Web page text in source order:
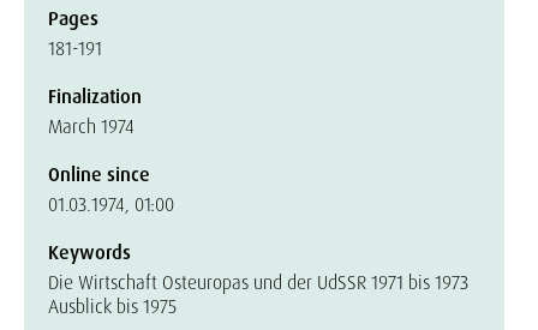
Pages
181-191
Finalization
March 1974
Online since
01.03.1974, 01:00
Keywords
Die Wirtschaft Osteuropas und der UdSSR 1971 bis 1973
Ausblick bis 1975